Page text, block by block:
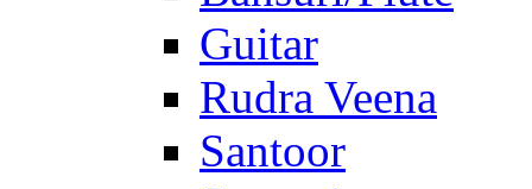
Guitar
Rudra Veena
Santoor